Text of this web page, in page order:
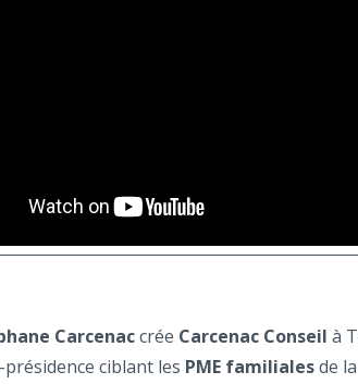
Carcenaccrée Carcenac Conseil à
présidence ciblant les PME familialesde